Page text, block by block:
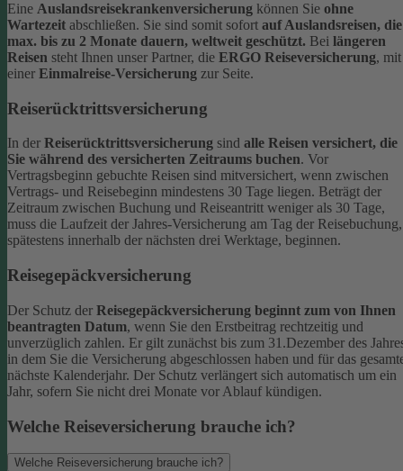
Eine Auslandsreisekrankenversicherung können Sie ohne
Wartezeit abschließen. Sie sind somit sofort auf Auslandsreisen, die
max. bis zu 2 Monate dauern, weltweit geschützt. Bei längeren
Reisen steht Ihnen unser Partner, die ERGO Reiseversicherung, mit
einer Einmalreise-Versicherung zur Seite.
Reiserücktrittsversicherung
In der Reiserücktrittsversicherung sind alle Reisen versichert, die
Sie während des versicherten Zeitraums buchen. Vor
Vertragsbeginn gebuchte Reisen sind mitversichert, wenn zwischen
Vertrags- und Reisebeginn mindestens 30 Tage liegen. Beträgt der
Zeitraum zwischen Buchung und Reiseantritt weniger als 30 Tage,
muss die Laufzeit der Jahres-Versicherung am Tag der Reisebuchung,
spätestens innerhalb der nächsten drei Werktage, beginnen.
Reisegepäckversicherung
Der Schutz der Reisegepäckversicherung beginnt zum von Ihnen
beantragten Datum, wenn Sie den Erstbeitrag rechtzeitig und
unverzüglich zahlen. Er gilt zunächst bis zum 31.Dezember des
in dem Sie die Versicherung abgeschlossen haben und für das
nächste Kalenderjahr. Der Schutz verlängert sich automatisch um ein
Jahr, sofern Sie nicht drei Monate vor Ablauf kündigen.
Welche Reiseversicherung brauche ich?
Welche Reiseversicherung brauche ich?